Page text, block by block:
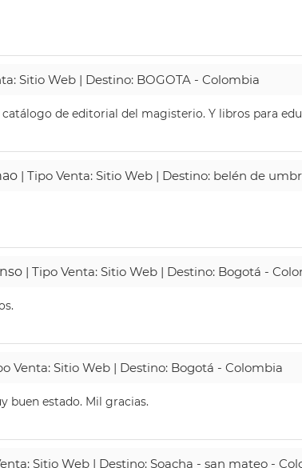
Sitio Web | Destino: BOGOTA - Colombia
de editorial del magisterio. Y libros para
| Tipo Venta: Sitio Web | Destino: belén de
| Tipo Venta: Sitio Web | Destino: Bogotá -
Venta: Sitio Web | Destino: Bogotá - Colombia
buen estado. Mil gracias.
Sitio Web | Destino: Soacha - san mateo -